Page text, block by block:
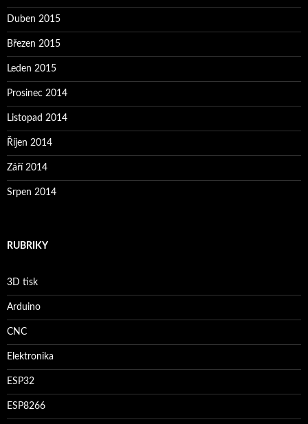
Duben 2015
Březen 2015
Leden 2015
Prosinec 2014
Listopad 2014
Říjen 2014
Září 2014
Srpen 2014
RUBRIKY
3D tisk
Arduino
CNC
Elektronika
ESP32
ESP8266